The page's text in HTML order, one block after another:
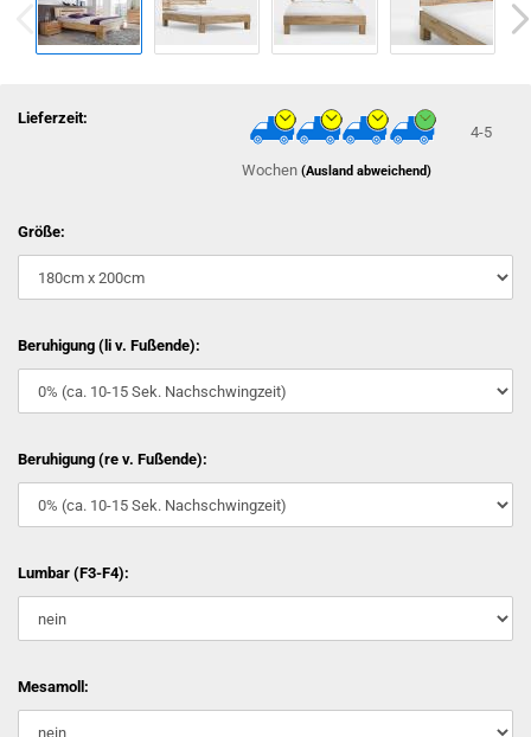
Lieferzeit:
4-5
Wochen(Ausland abweichend)
Größe:
Beruhigung (li v. Fußende):
Beruhigung (re v. Fußende):
Lumbar (F3-F4):
Mesamoll: